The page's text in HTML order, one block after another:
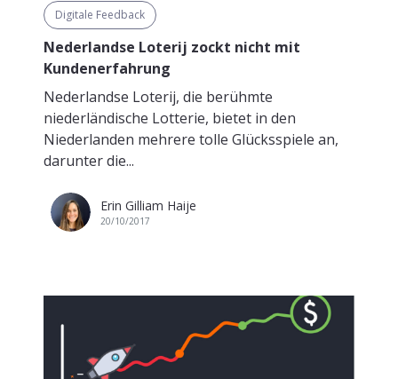
Digitale Feedback
Nederlandse Loterij zockt nicht mit
Kundenerfahrung
Nederlandse Loterij, die berühmte
niederländische Lotterie, bietet in den
Niederlanden mehrere tolle Glücksspiele an,
darunter die...
Erin Gilliam Haije
20/10/2017